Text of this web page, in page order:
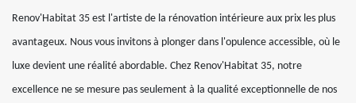
Renov'Habitat 35 est l'artiste de la rénovation intérieure aux prix les plus
avantageux. Nous vous invitons à plonger dans l'opulence accessible, où le
luxe devient une réalité abordable. Chez Renov'Habitat 35, notre
excellence ne se mesure pas seulement à la qualité exceptionnelle de nos